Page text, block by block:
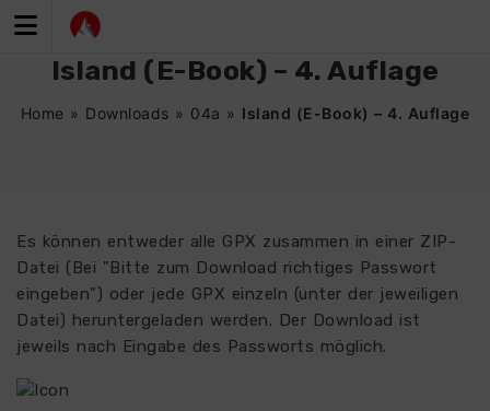
Inhalt
Island (E-Book) – 4. Auflage
Home » Downloads » 04a » Island (E-Book) – 4. Auflage
Es können entweder alle GPX zusammen in einer ZIP-
Datei (Bei "Bitte zum Download richtiges Passwort
eingeben") oder jede GPX einzeln (unter der jeweiligen
Datei) heruntergeladen werden. Der Download ist
jeweils nach Eingabe des Passworts möglich.